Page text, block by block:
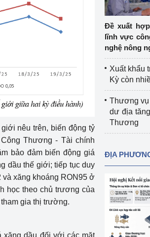
chức huấn luyện, bồi dưỡng
vụ kiểm định kỹ thuật an toàn
đổi mới sáng
ảnh bảo vệ môi trường
bản về môi trường
báo giúp bạn
của Đảng
vực miền Bắc
vực miền Trung
vực miền Nam
định EVFTA
trường châu Á – châu Phi
trường châu Âu – châu Mỹ
nghị quyết
cuộc sống
nêu trên, biến động tỷ
Thương - Tài chính
bảo đảm biến động giá
dầu thế giới; tiếp tục duy
xăng khoáng RON95 ở
học theo chủ trương của
gia thị trường.
xăng dầu đối với các mặt
Đề xuất
lĩnh vực
nghệ nông
Xuất khẩu
Kỳ còn
Thương vụ
dư địa
Thương
ĐỊA